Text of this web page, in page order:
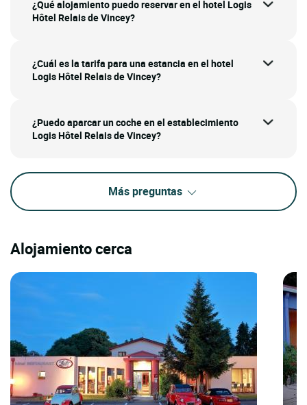
¿Qué alojamiento puedo reservar en el hotel Logis
Hôtel Relais de Vincey?
¿Cuál es la tarifa para una estancia en el hotel
Logis Hôtel Relais de Vincey?
¿Puedo aparcar un coche en el establecimiento
Logis Hôtel Relais de Vincey?
Más preguntas
Alojamiento cerca